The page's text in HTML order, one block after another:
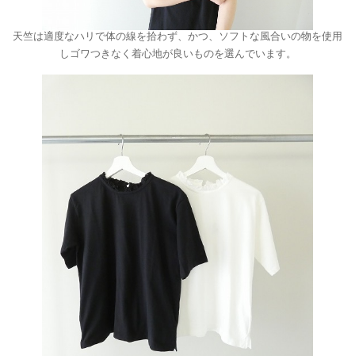
天竺は適度なハリで体の線を拾わず、かつ、ソフトな風合いの物を使用
しゴワつきなく着心地が良いものを選んでいます。